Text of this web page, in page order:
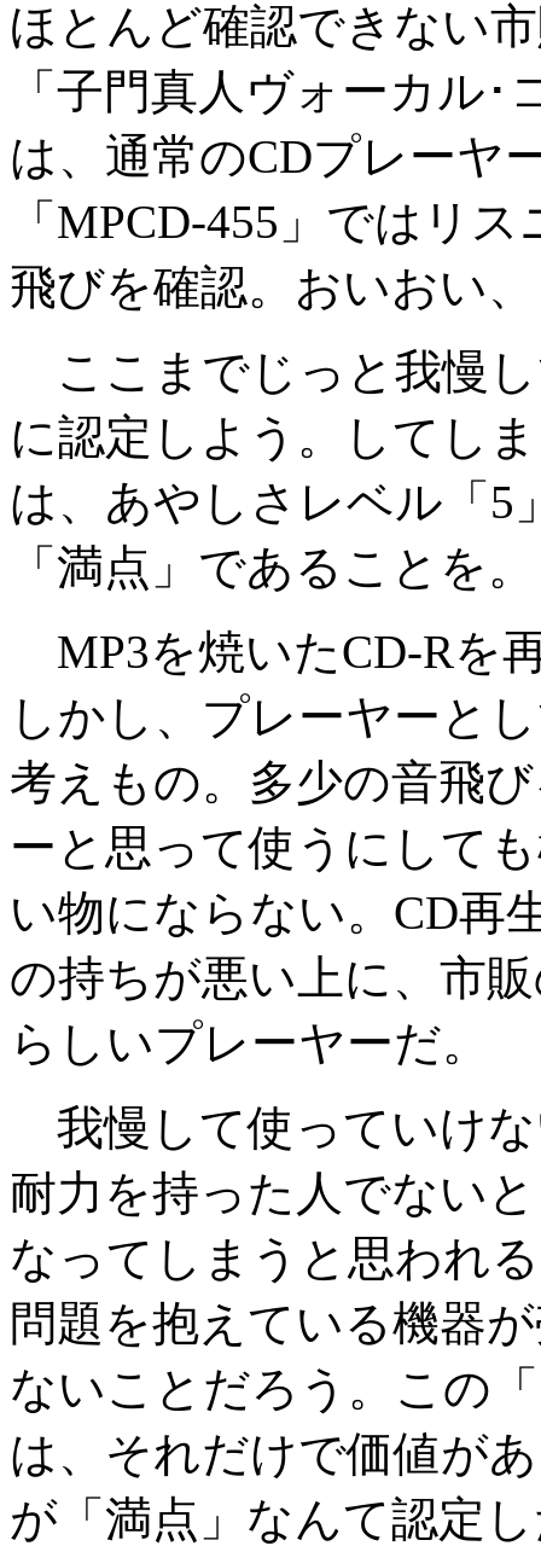
ほとんど確認できない
「子門真人ヴォーカル
は、通常のCDプレーヤ
「MPCD-455」ではリ
飛びを確認。おいおい
ここまでじっと我慢
に認定しよう。してし
は、あやしさレベル「5
「満点」であることを。
MP3を焼いたCD-Rを
しかし、プレーヤーと
考えもの。多少の音飛
ーと思って使うにして
い物にならない。CD再
の持ちが悪い上に、市
らしいプレーヤーだ。
我慢して使っていけ
耐力を持った人でない
なってしまうと思われ
問題を抱えている機器
ないことだろう。この
は、それだけで価値が
が「満点」なんて認定